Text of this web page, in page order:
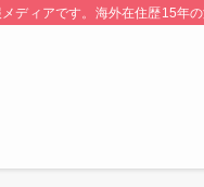
ィアです。海外在住歴15年